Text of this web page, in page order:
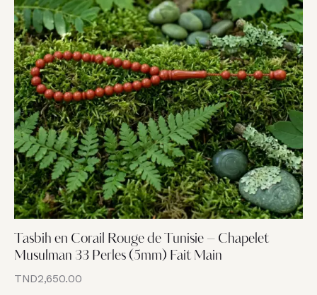
Tasbih en Corail Rouge de Tunisie – Chapelet
Musulman 33 Perles (5mm) Fait Main
TND2,650.00